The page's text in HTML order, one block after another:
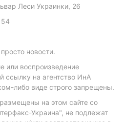
Леси Украинки, 26
новости.
или воспроизведение
на агентство ИнА
либо виде строго запрещены.
на этом сайте со
Украина", не подлежат